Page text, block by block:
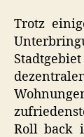
Trotz
Roll back